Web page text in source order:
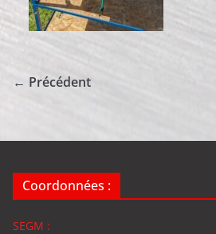
← Précédent
Coordonnées :
SEGM :